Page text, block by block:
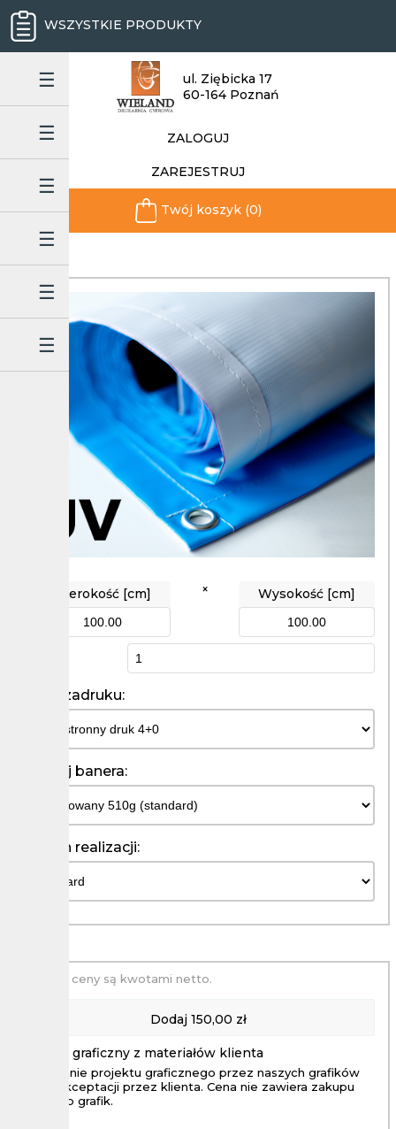
WSZYSTKIE PRODUKTY
ul. Ziębicka 17
60-164 Poznań
ZALOGUJ
ZAREJESTRUJ
Twój koszyk (0)
Szerokość [cm] × Wysokość [cm]
Kolor zadruku:
Rodzaj banera:
Termin realizacji:
Podane ceny są kwotami netto.
Dodaj150,00 zł
Projekt graficzny z materiałów klienta
Wykonanie projektu graficznego przez naszych grafików
aż do akceptacji przez klienta. Cena nie zawiera zakupu
zdjęc lub grafik.